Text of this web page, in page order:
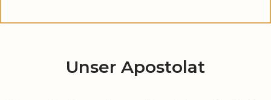
Unser Apostolat